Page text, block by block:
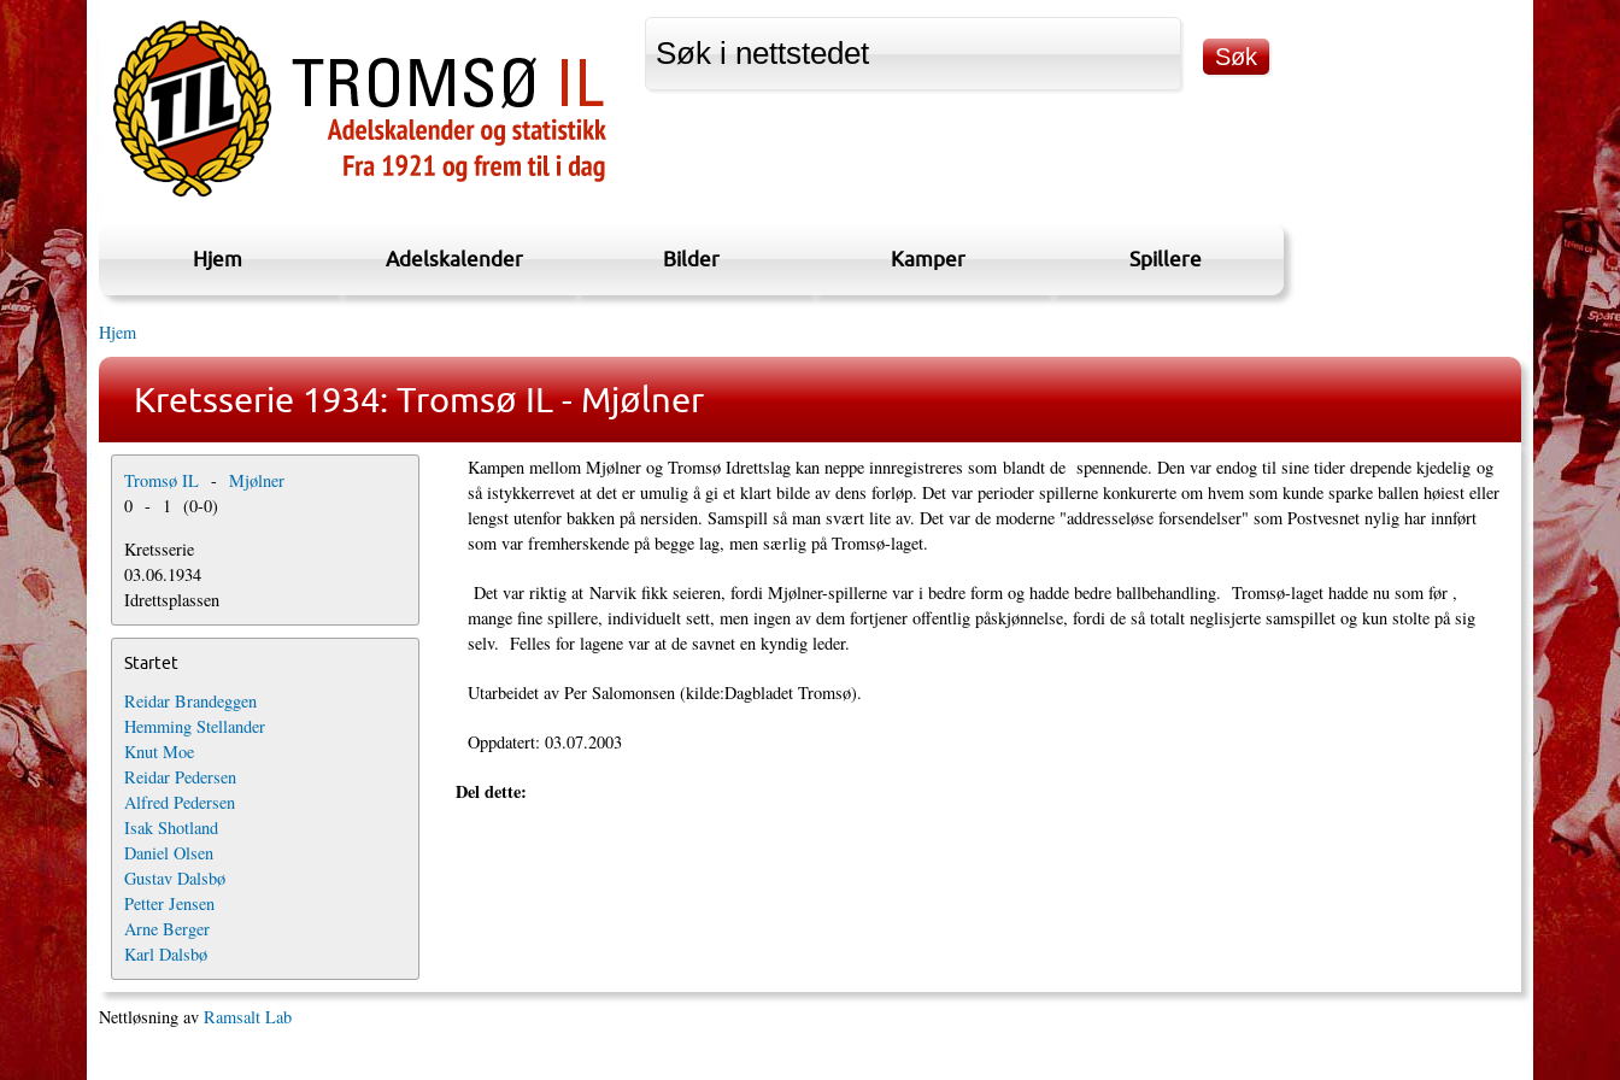
Hjem Adelskalender Bilder Kamper Spillere
Hjem
Kretsserie 1934: Tromsø IL - Mjølner
Tromsø IL - Mjølner
0 - 1 (0-0)
Kretsserie
03.06.1934
Idrettsplassen
Startet
Reidar Brandeggen
Hemming Stellander
Knut Moe
Reidar Pedersen
Alfred Pedersen
Isak Shotland
Daniel Olsen
Gustav Dalsbø
Petter Jensen
Arne Berger
Karl Dalsbø
Kampen mellom Mjølner og Tromsø Idrettslag kan neppe innregistreres som blandt de spennende. Den var endog til sine tider drepende kjedelig og
så istykkerrevet at det er umulig å gi et klart bilde av dens forløp. Det var perioder spillerne konkurerte om hvem som kunde sparke ballen høiest eller
lengst utenfor bakken på nersiden. Samspill så man svært lite av. Det var de moderne "addresseløse forsendelser" som Postvesnet nylig har innført
som var fremherskende på begge lag, men særlig på Tromsø-laget.
Det var riktig at Narvik fikk seieren, fordi Mjølner-spillerne var i bedre form og hadde bedre ballbehandling. Tromsø-laget hadde nu som før ,
mange fine spillere, individuelt sett, men ingen av dem fortjener offentlig påskjønnelse, fordi de så totalt neglisjerte samspillet og kun stolte på sig
selv. Felles for lagene var at de savnet en kyndig leder.
Utarbeidet av Per Salomonsen (kilde:Dagbladet Tromsø).
Oppdatert: 03.07.2003
Del dette:
Nettløsning av Ramsalt Lab